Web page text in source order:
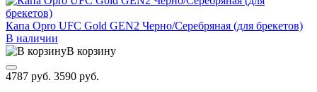
Капа Opro UFC Gold GEN2 Черно/Серебряная (для брекетов)
В наличии
В корзину
4787 руб. 3590 руб.